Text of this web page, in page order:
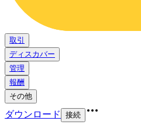
取引
ディスカバー
管理
報酬
その他
ダウンロード 接続